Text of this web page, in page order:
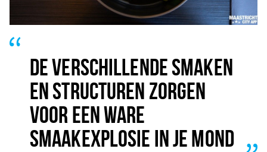
DE VERSCHILLENDE SMAKEN
EN STRUCTUREN ZORGEN
VOOR EEN WARE
SMAAKEXPLOSIE IN JE MOND